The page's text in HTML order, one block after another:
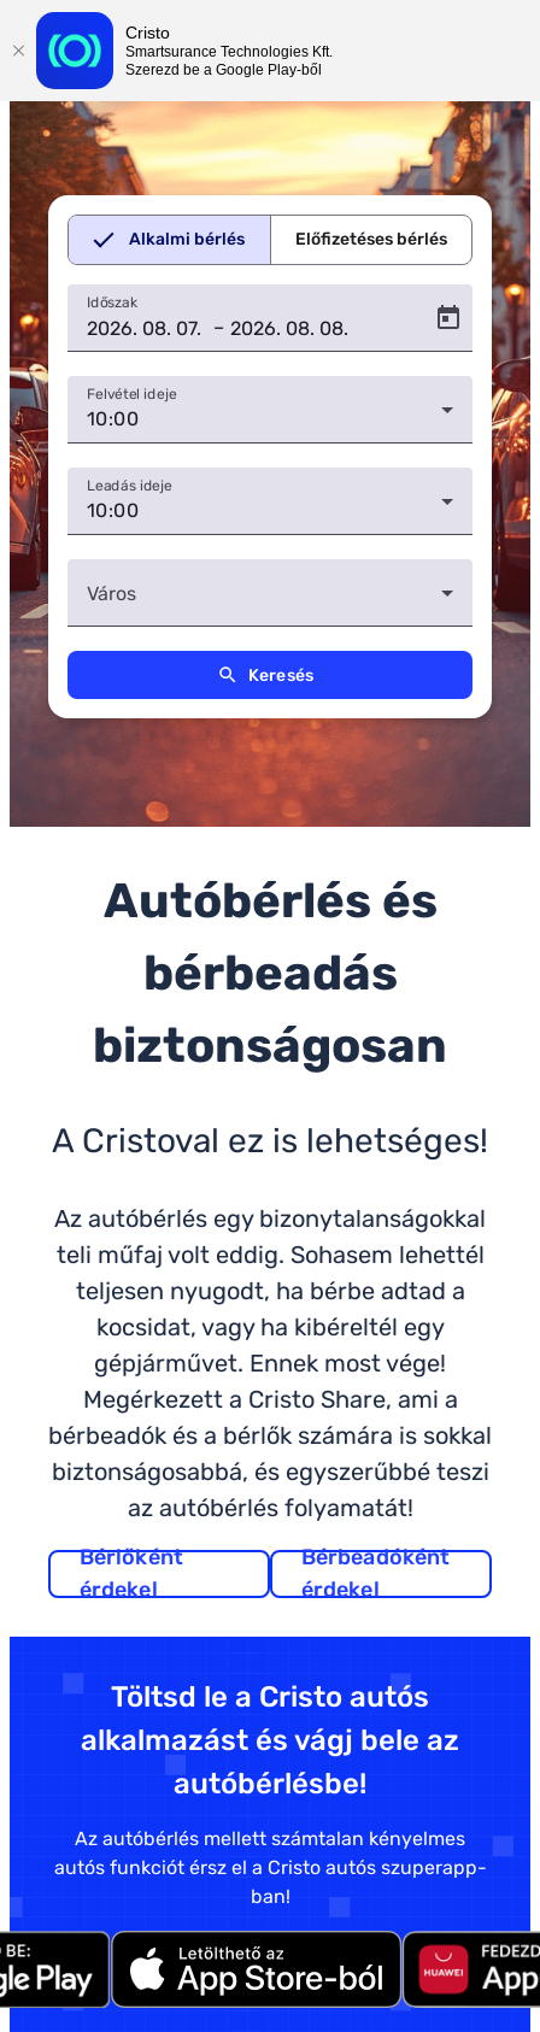
Cristo
Smartsurance Technologies Kft.
Szerezd be a Google Play-ből
Alkalmi bérlés Előfizetéses bérlés
Időszak
–
Felvétel ideje
10:00
Leadás ideje
10:00
Város
search Keresés
Autóbérlés és
bérbeadás
biztonságosan
A Cristoval ez is lehetséges!
Az autóbérlés egy bizonytalanságokkal
teli műfaj volt eddig. Sohasem lehettél
teljesen nyugodt, ha bérbe adtad a
kocsidat, vagy ha kibéreltél egy
gépjárművet. Ennek most vége!
Megérkezett a Cristo Share, ami a
bérbeadók és a bérlők számára is sokkal
biztonságosabbá, és egyszerűbbé teszi
az autóbérlés folyamatát!
Bérlőként
érdekel
Bérbeadóként
érdekel
Töltsd le a Cristo autós
alkalmazást és vágj bele az
autóbérlésbe!
Az autóbérlés mellett számtalan kényelmes
autós funkciót érsz el a Cristo autós szuperapp-
ban!